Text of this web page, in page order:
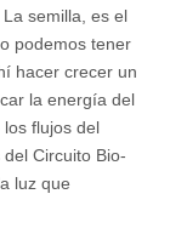
semilla, es el
podemos tener
hacer crecer un
la energía del
flujos del
Circuito Bio-
luz que